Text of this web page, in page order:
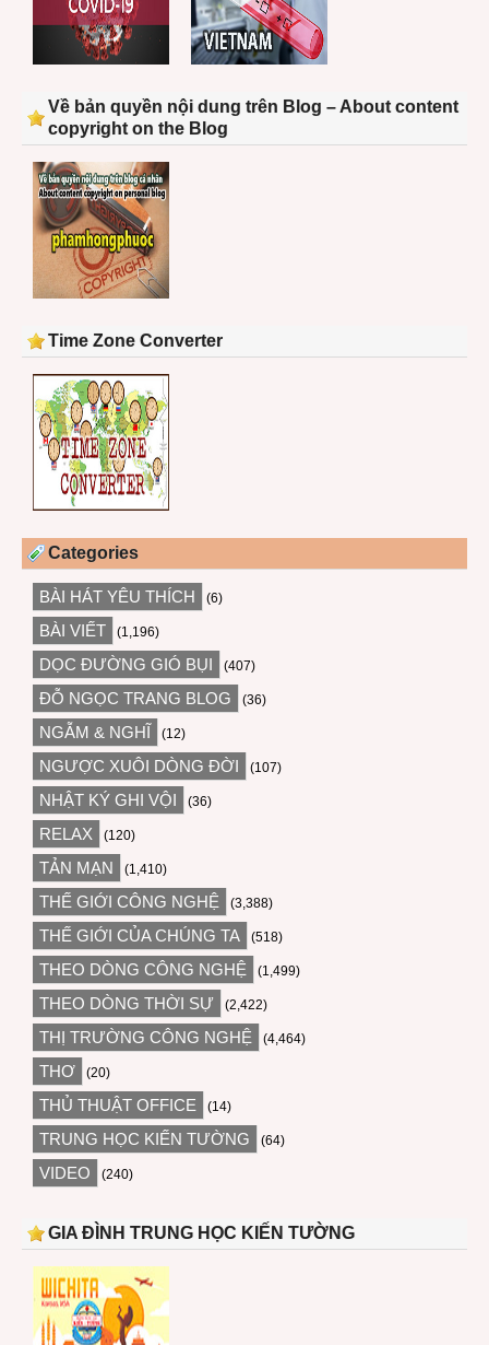
Về bản quyền nội dung trên Blog – About content
copyright on the Blog
Time Zone Converter
Categories
BÀI HÁT YÊU THÍCH (6)
BÀI VIẾT (1,196)
DỌC ĐƯỜNG GIÓ BỤI (407)
ĐỖ NGỌC TRANG BLOG (36)
NGẪM & NGHĨ (12)
NGƯỢC XUÔI DÒNG ĐỜI (107)
NHẬT KÝ GHI VỘI (36)
RELAX (120)
TẢN MẠN (1,410)
THẾ GIỚI CÔNG NGHỆ (3,388)
THẾ GIỚI CỦA CHÚNG TA (518)
THEO DÒNG CÔNG NGHỆ (1,499)
THEO DÒNG THỜI SỰ (2,422)
THỊ TRƯỜNG CÔNG NGHỆ (4,464)
THƠ (20)
THỦ THUẬT OFFICE (14)
TRUNG HỌC KIẾN TƯỜNG (64)
VIDEO (240)
GIA ĐÌNH TRUNG HỌC KIẾN TƯỜNG